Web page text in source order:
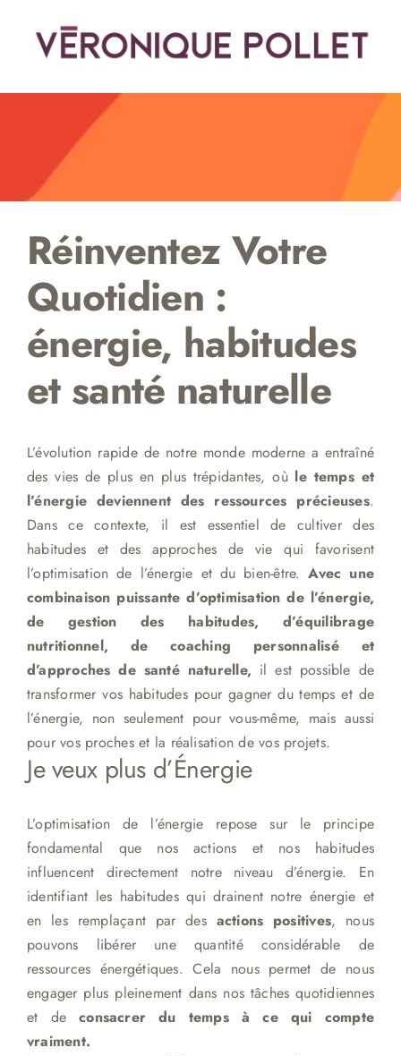
contenu
Réinventez Votre
Quotidien :
énergie, habitudes
et santé naturelle
L’évolution rapide de notre monde moderne a entraîné
des vies de plus en plus trépidantes, où le temps et
l’énergie deviennent des ressources précieuses.
Dans ce contexte, il est essentiel de cultiver des
habitudes et des approches de vie qui favorisent
l’optimisation de l’énergie et du bien-être.Avec une
combinaison puissante d’optimisation de l’énergie,
de gestion des habitudes, d’équilibrage
nutritionnel, de coaching personnalisé et
d’approches de santé naturelle, il est possible de
transformer vos habitudes pour gagner du temps et de
l’énergie, non seulement pour vous-même, mais aussi
pour vos proches et la réalisation de vos projets.
Je veux plus d’Énergie
L’optimisation de l’énergie repose sur le principe
fondamental que nos actions et nos habitudes
influencent directement notre niveau d’énergie. En
identifiant les habitudes qui drainent notre énergie et
en les remplaçant par des actions positives, nous
pouvons libérer une quantité considérable de
ressources énergétiques. Cela nous permet de nous
engager plus pleinement dans nos tâches quotidiennes
et deconsacrer du temps à ce qui compte
vraiment.